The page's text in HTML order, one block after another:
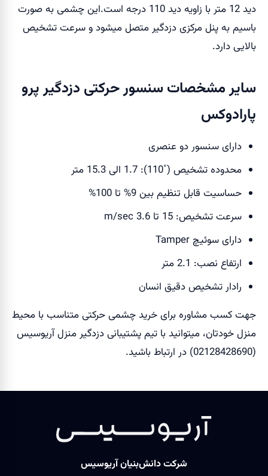
دید 12 متر با زاویه دید 110 درجه است.این چشمی به صورت
باسیم به پنل مرکزی دزدگیر متصل میشود و سرعت تشخیص
بالایی دارد.
سایر مشخصات سنسور حرکتی دزدگیر پرو
پارادوکس
دارای سنسور دو عنصری
محدوده تشخیص (˚110): 1.7 الی 15.3 متر
حساسیت قابل تنظیم بین 9% تا 100%
سرعت تشخیص: 15 تا 3.6 m/sec
دارای سوئیچ Tamper
ارتفاع نصب: 2.1 متر
رادار تشخیص دقیق انسان
جهت کسب مشاوره برای خرید چشمی حرکتی متناسب با محیط
منزل خودتان، میتوانید با تیم پشتیبانی دزدگیر منزل آریوسیس
(02128428690) در ارتباط باشید.
شرکت دانش‌بنیان آریوسیس